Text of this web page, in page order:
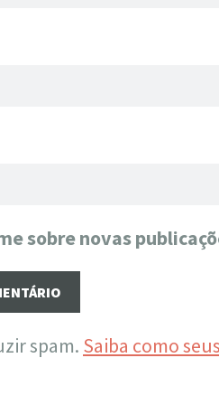
sobre novas
spam. Saiba como